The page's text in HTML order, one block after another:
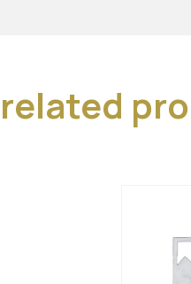
related